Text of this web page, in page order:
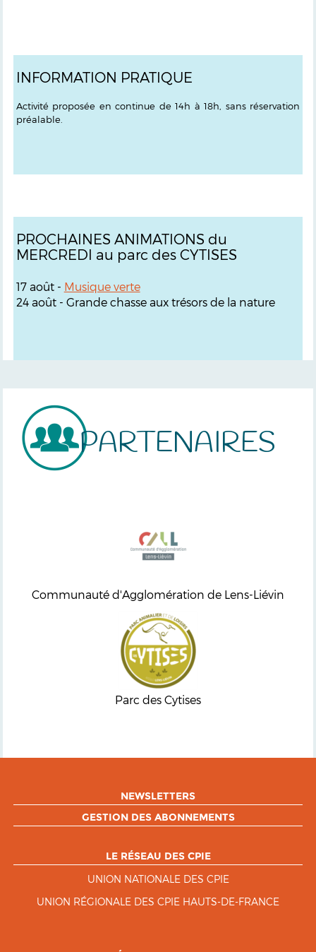
INFORMATION PRATIQUE
Activité proposée en continue de 14h à 18h, sans réservation
préalable.
PROCHAINES ANIMATIONS du
MERCREDI au parc des CYTISES
17 août - Musique verte
24 août - Grande chasse aux trésors de la nature
PARTENAIRES
Communauté d'Agglomération de Lens-Liévin
Parc des Cytises
NEWSLETTERS
GESTION DES ABONNEMENTS
LE RÉSEAU DES CPIE
UNION NATIONALE DES CPIE
UNION RÉGIONALE DES CPIE HAUTS-DE-FRANCE